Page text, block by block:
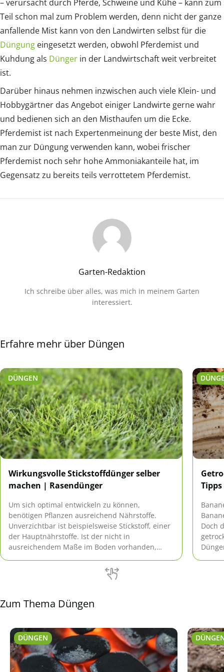
– verursacht durch Pferde, Schweine und Kühe – kann zum
Teil schon mal zum Problem werden, denn nicht der ganze
anfallende Mist kann von den Landwirten selbst für die
Düngung eingesetzt werden, obwohl Pferdemist und
Kuhdung als Dünger in der Landwirtschaft weit verbreitet
ist.
Darüber hinaus nehmen inzwischen auch viele Klein- und
Hobbygärtner das Angebot einiger Landwirte gerne wahr
und bedienen sich an den Misthaufen um die Ecke.
Pferdemist ist nach Expertenmeinung der beste Mist, den
man zur Düngung verwenden kann, wobei frischer
Pferdemist noch sehr hohe Ammoniakanteile hat, im
Gegensatz zu bereits teils verrottetem Pferdemist.
Garten-Redaktion
Ich schreibe über alles, was mich in meinem Garten
interessiert.
Erfahre mehr über Düngen
DÜNGEN
Wirkungsvolle Stickstoffdünger selber
machen | Rasendünger
Um sich optimal entwickeln zu können,
benötigen Pflanzen ausreichend Nährstoffe.
Unverzichtbar ist beispielsweise Stickstoff, einer
der Hauptnährstoffe. Ist der nicht in
ausreichendem Maße im Boden vorhanden,
stattfinden. Demzufolge muss er zugeführt
Doch
Zum Thema Düngen
DÜNGEN